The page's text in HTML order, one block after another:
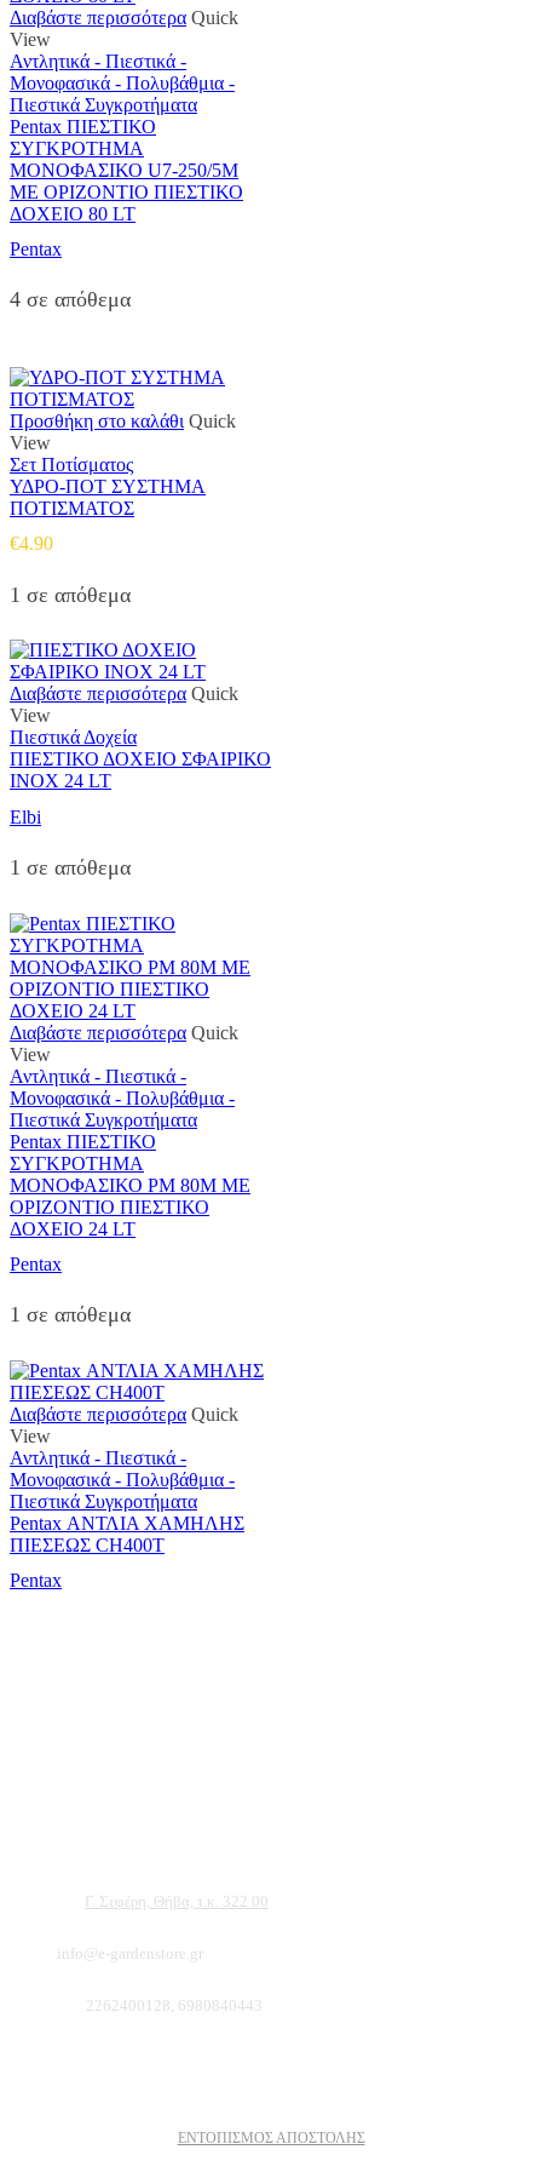
Διαβάστε περισσότερα Quick
View
Αντλητικά - Πιεστικά -
Μονοφασικά - Πολυβάθμια -
Πιεστικά Συγκροτήματα
Pentax ΠΙΕΣΤΙΚΟ
ΣΥΓΚΡΟΤΗΜΑ
ΜΟΝΟΦΑΣΙΚΟ U7-250/5M
ΜΕ ΟΡΙΖΟΝΤΙΟ ΠΙΕΣΤΙΚΟ
ΔΟΧΕΙΟ 80 LT
Pentax
4 σε απόθεμα
Προσθήκη στο καλάθι Quick
View
Σετ Ποτίσματος
ΥΔΡΟ-ΠΟΤ ΣΥΣΤΗΜΑ
ΠΟΤΙΣΜΑΤΟΣ
€4.90
1 σε απόθεμα
Διαβάστε περισσότερα Quick
View
Πιεστικά Δοχεία
ΠΙΕΣΤΙΚΟ ΔΟΧΕΙΟ ΣΦΑΙΡΙΚΟ
INOX 24 LT
Elbi
1 σε απόθεμα
Διαβάστε περισσότερα Quick
View
Αντλητικά - Πιεστικά -
Μονοφασικά - Πολυβάθμια -
Πιεστικά Συγκροτήματα
Pentax ΠΙΕΣΤΙΚΟ
ΣΥΓΚΡΟΤΗΜΑ
ΜΟΝΟΦΑΣΙΚΟ PM 80M ΜΕ
ΟΡΙΖΟΝΤΙΟ ΠΙΕΣΤΙΚΟ
ΔΟΧΕΙΟ 24 LT
Pentax
1 σε απόθεμα
Διαβάστε περισσότερα Quick
View
Αντλητικά - Πιεστικά -
Μονοφασικά - Πολυβάθμια -
Πιεστικά Συγκροτήματα
Pentax ΑΝΤΛΙΑ ΧΑΜΗΛΗΣ
ΠΙΕΣΕΩΣ CH400T
Pentax
Γ. Σεφέρη, Θήβα, τ.κ. 322 00
info@e-gardenstore.gr
2262400128, 6980840443
ΕΝΤΟΠΙΣΜΟΣ ΑΠΟΣΤΟΛΗΣ